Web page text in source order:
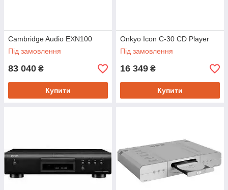
Cambridge Audio EXN100
Під замовлення
83 040 ₴
Купити
Onkyo Icon C-30 CD Player
Під замовлення
16 349 ₴
Купити